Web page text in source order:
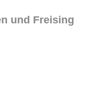
und Freising